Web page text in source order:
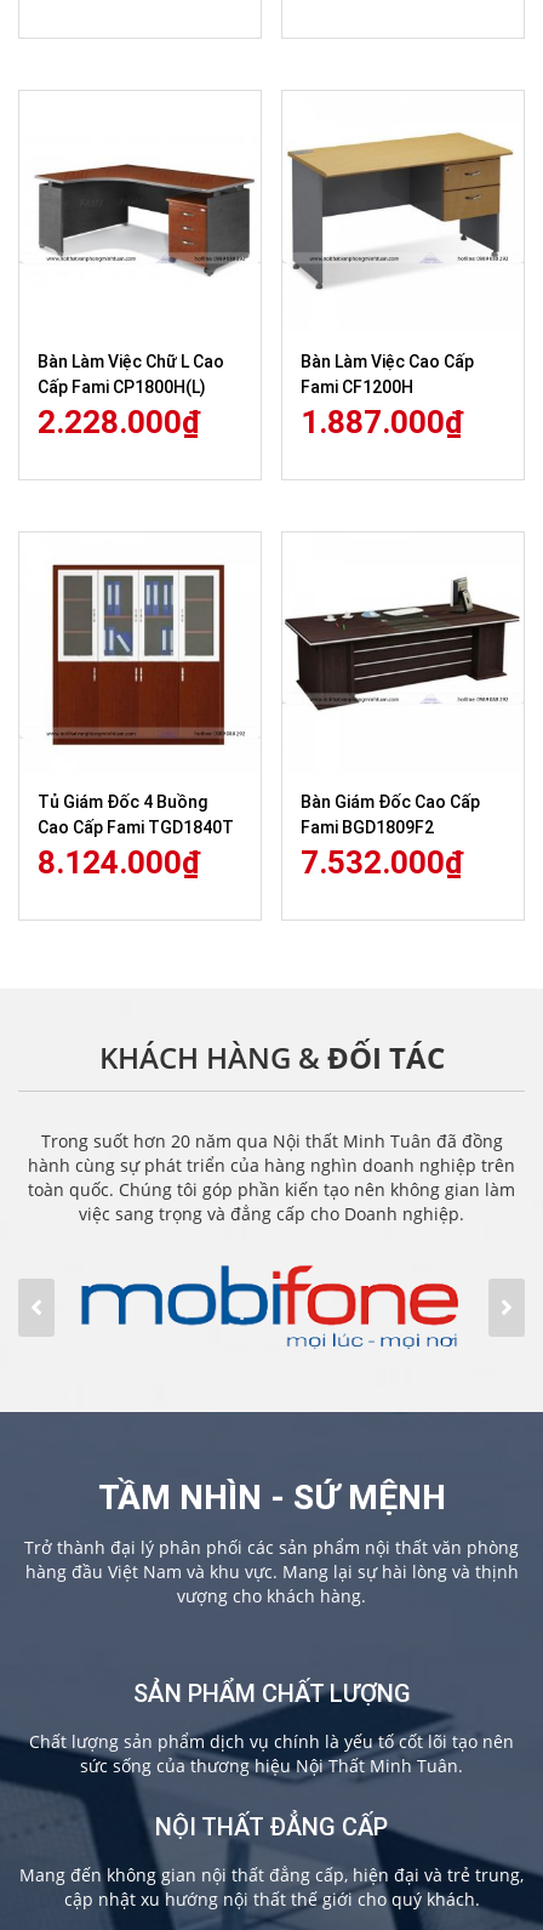
Bàn Làm Việc Chữ L Cao
Cấp Fami CP1800H(L)
2.228.000₫
Bàn Làm Việc Cao Cấp
Fami CF1200H
1.887.000₫
Tủ Giám Đốc 4 Buồng
Cao Cấp Fami TGD1840T
8.124.000₫
Bàn Giám Đốc Cao Cấp
Fami BGD1809F2
7.532.000₫
KHÁCH HÀNG &ĐỐI TÁC
Trong suốt hơn 20 năm qua Nội thất Minh Tuân đã đồng
hành cùng sự phát triển của hàng nghìn doanh nghiệp trên
toàn quốc. Chúng tôi góp phần kiến tạo nên không gian làm
việc sang trọng và đẳng cấp cho Doanh nghiệp.
TẦM NHÌN - SỨ MỆNH
Trở thành đại lý phân phối các sản phẩm nội thất văn phòng
hàng đầu Việt Nam và khu vực. Mang lại sự hài lòng và thịnh
vượng cho khách hàng.
SẢN PHẨM CHẤT LƯỢNG
Chất lượng sản phẩm dịch vụ chính là yếu tố cốt lõi tạo nên
sức sống của thương hiệu Nội Thất Minh Tuân.
NỘI THẤT ĐẲNG CẤP
Mang đến không gian nội thất đẳng cấp, hiện đại và trẻ trung,
cập nhật xu hướng nội thất thế giới cho quý khách.